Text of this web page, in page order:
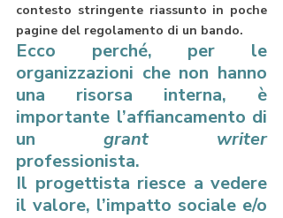
contesto stringente riassunto in poche
pagine del regolamento di un bando.
Ecco perché, per le
organizzazioni che non hanno
una risorsa interna, è
importante l’affiancamento di
un
grant writer
professionista.
Il progettista riesce a vedere
il valore, l’impatto sociale e/o